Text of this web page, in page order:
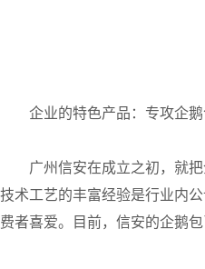
企业的特色产品：专攻企
广州信安在成立之初，就
技术工艺的丰富经验是行业内
费者喜爱。目前，信安的企鹅